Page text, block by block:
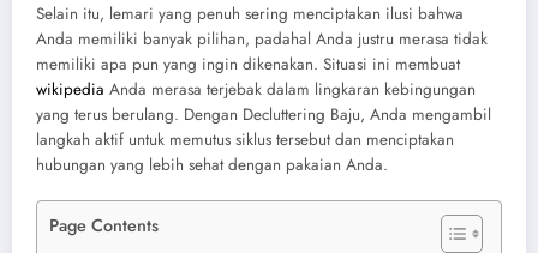
Selain itu, lemari yang penuh sering menciptakan ilusi bahwa
Anda memiliki banyak pilihan, padahal Anda justru merasa tidak
memiliki apa pun yang ingin dikenakan. Situasi ini membuat
wikipedia Anda merasa terjebak dalam lingkaran kebingungan
yang terus berulang. Dengan Decluttering Baju, Anda mengambil
langkah aktif untuk memutus siklus tersebut dan menciptakan
hubungan yang lebih sehat dengan pakaian Anda.
Page Contents